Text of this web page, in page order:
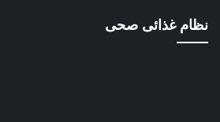
نظام غذائى صحى